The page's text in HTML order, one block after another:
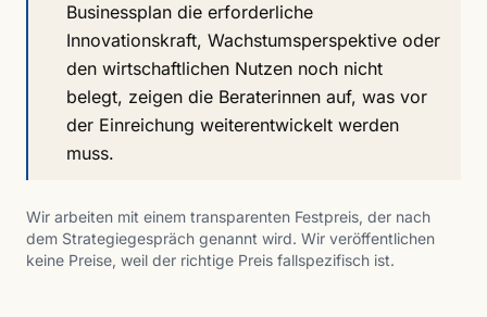
Businessplan die erforderliche
Innovationskraft, Wachstumsperspektive oder
den wirtschaftlichen Nutzen noch nicht
belegt, zeigen die Beraterinnen auf, was vor
der Einreichung weiterentwickelt werden
muss.
Wir arbeiten mit einem transparenten Festpreis, der nach
dem Strategiegespräch genannt wird. Wir veröffentlichen
keine Preise, weil der richtige Preis fallspezifisch ist.